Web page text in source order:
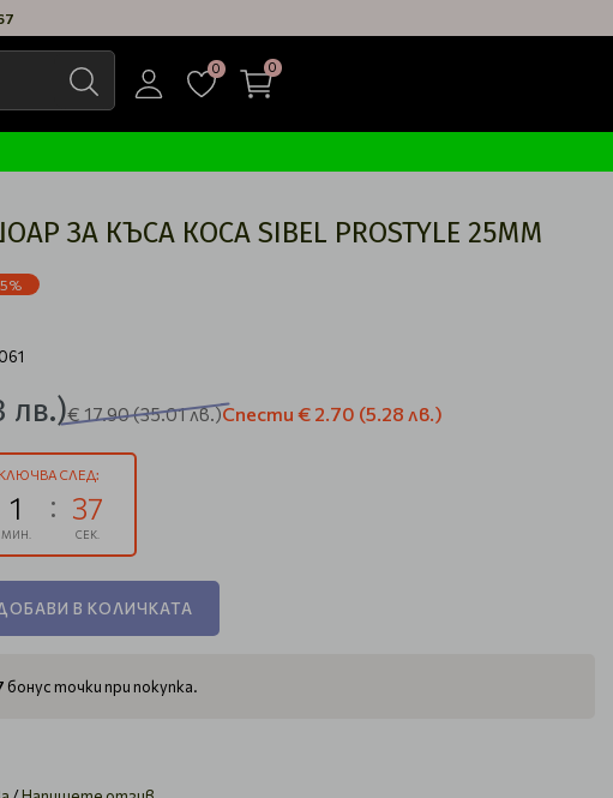
0 0
ЗА КЪСА КОСА SIBEL PROSTYLE 25ММ
лв.)€ 17.90(35.01 лв.)Спести € 2.70 (5.28 лв.)
СЛЕД:
1
МИН.
37
СЕК.
В КОЛИЧКАТА
бонус точки при покупка.